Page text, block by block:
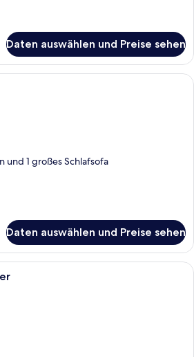
Daten auswählen und Preise sehen
Ein weißes, flauschiges Kopfkissen
1 großes Schlafsofa
Daten auswählen und Preise sehen
Ein Hotelzimmer mit Bett,